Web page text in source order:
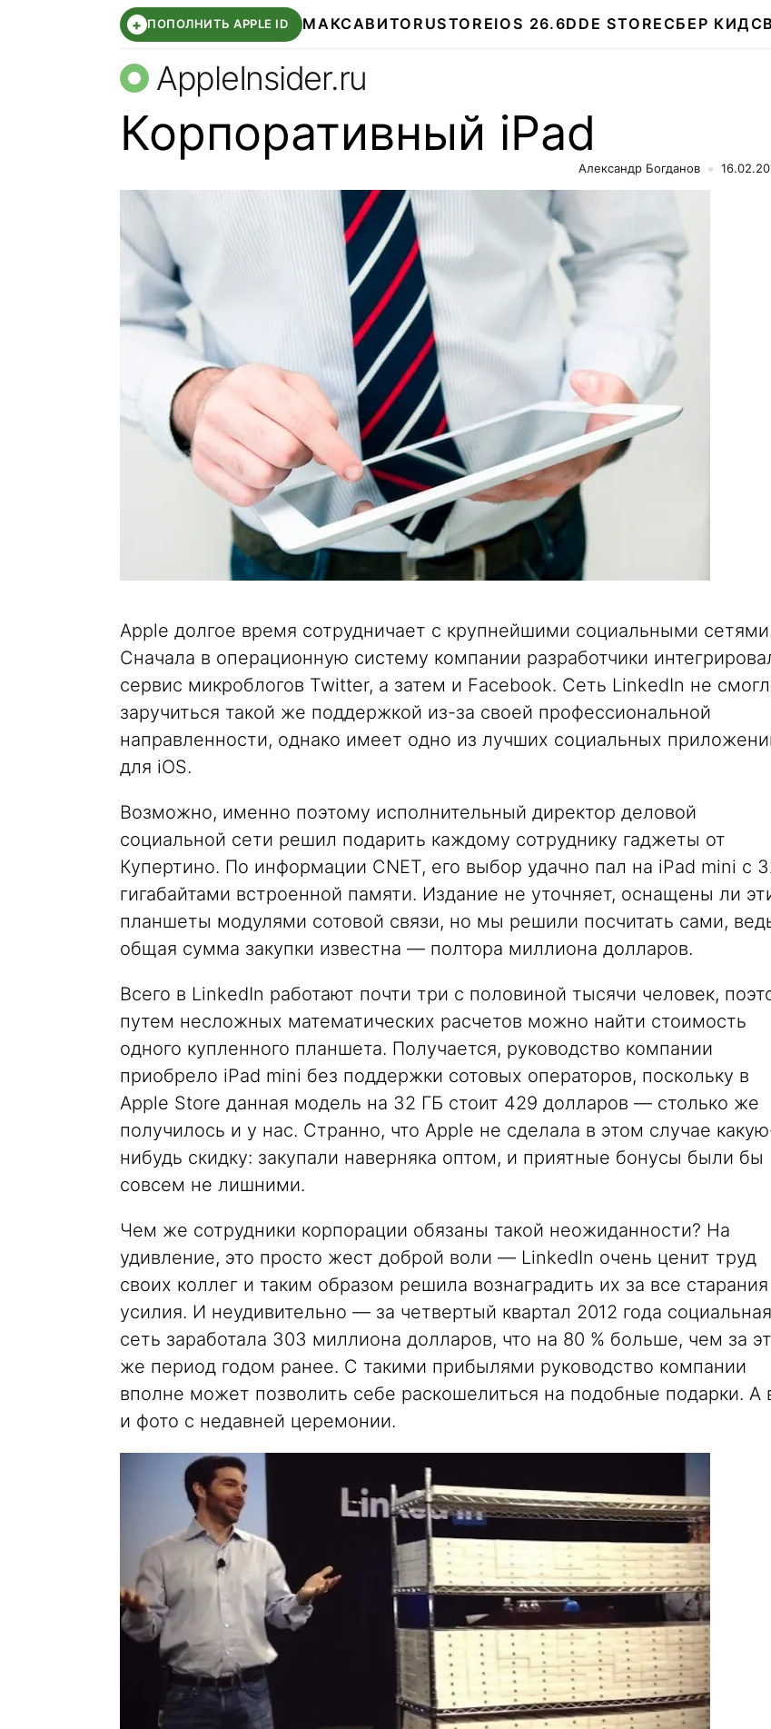
+ ПОПОЛНИТЬ APPLE ID МАКСАВИТО RUSTOREIOS 26.6DDE STORE СБЕР КИДС
AppleInsider.ru
Корпоративный iPad
Александр Богданов
Apple долгое время сотрудничает с крупнейшими социальными
Сначала в операционную систему компании разработчики
сервис микроблогов Twitter, а затем и Facebook. Сеть LinkedIn не
заручиться такой же поддержкой из-за своей профессиональной
направленности, однако имеет одно из лучших социальных
для iOS.
Возможно, именно поэтому исполнительный директор деловой
социальной сети решил подарить каждому сотруднику гаджеты от
Купертино. По информации CNET, его выбор удачно пал на iPad mini с
гигабайтами встроенной памяти. Издание не уточняет, оснащены ли
планшеты модулями сотовой связи, но мы решили посчитать сами,
общая сумма закупки известна — полтора миллиона долларов.
Всего в LinkedIn работают почти три с половиной тысячи человек,
путем несложных математических расчетов можно найти стоимость
одного купленного планшета. Получается, руководство компании
приобрело iPad mini без поддержки сотовых операторов, поскольку в
Apple Store данная модель на 32 ГБ стоит 429 долларов — столько же
получилось и у нас. Странно, что Apple не сделала в этом случае
нибудь скидку: закупали наверняка оптом, и приятные бонусы были бы
совсем не лишними.
Чем же сотрудники корпорации обязаны такой неожиданности? На
удивление, это просто жест доброй воли — LinkedIn очень ценит труд
своих коллег и таким образом решила вознаградить их за все
усилия. И неудивительно — за четвертый квартал 2012 года социальная
сеть заработала 303 миллиона долларов, что на 80 % больше, чем за
же период годом ранее. С такими прибылями руководство компании
вполне может позволить себе раскошелиться на подобные подарки. А
и фото с недавней церемонии.